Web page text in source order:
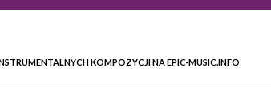
KOMPOZYCJI NA EPIC-MUSIC.INFO